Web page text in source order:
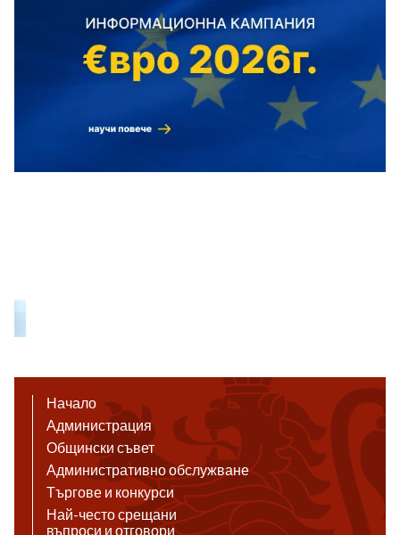
Начало
Администрация
Общински съвет
Административно обслужване
Търгове и конкурси
Най-често срещани
въпроси и отговори